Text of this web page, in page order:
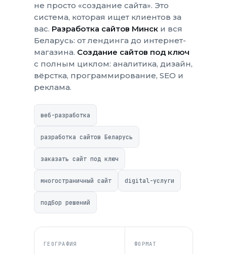
не просто «создание сайта». Это
система, которая ищет клиентов за
вас. Разработка сайтов Минск и вся
Беларусь: от лендинга до интернет-
магазина. Создание сайтов под ключ
с полным циклом: аналитика, дизайн,
вёрстка, программирование, SEO и
реклама.
веб-разработка
разработка сайтов Беларусь
заказать сайт под ключ
многостраничный сайт digital-услуги
подбор решений
ГЕОГРАФИЯ ФОРМАТ